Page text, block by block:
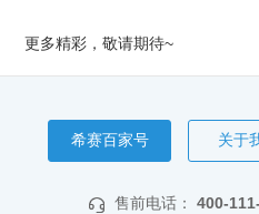
更多精彩，敬请期待~
希赛百家号 关于
售前电话： 400-